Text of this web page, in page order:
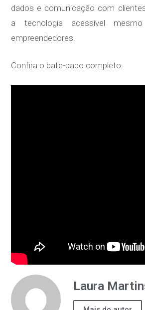
dados e comunicação com
a tecnologia acessível
empreendedores.
Confira o bate-papo completo:
Laura